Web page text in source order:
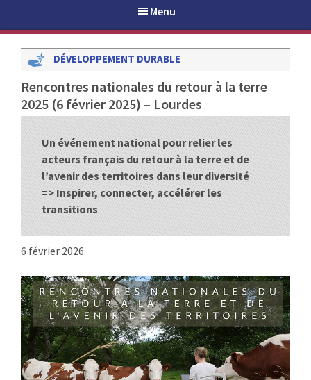
c
e
r
:
Menu
PAYS / PETR
ANPP
RENCONTRES
PUBLICATIONS
EMPLOI
DÉVELOPPEMENT DURABLE
Rencontres nationales du retour à la terre
2025 (6 février 2025) – Lourdes
Un événement national pour relier les
acteurs français du retour à la terre et de
l’avenir des territoires dans leur diversité
=> Inspirer, connecter, accélérer les
transitions
6 février 2026